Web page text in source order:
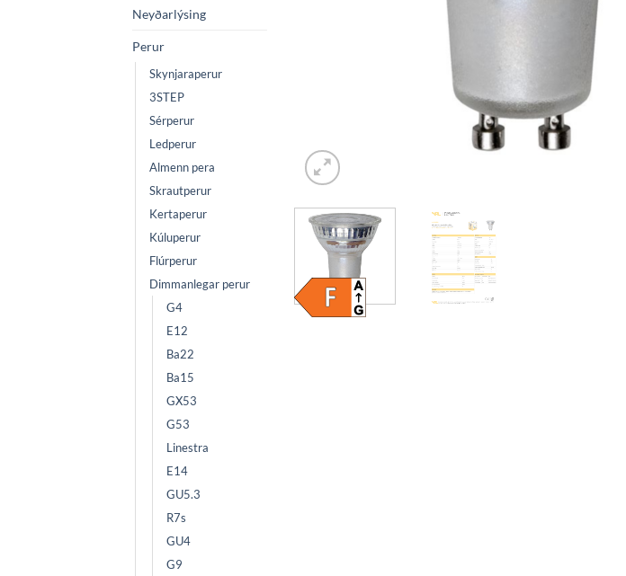
Neyðarlýsing
Perur
Skynjaraperur
3STEP
Sérperur
Ledperur
Almenn pera
Skrautperur
Kertaperur
Kúluperur
Flúrperur
Dimmanlegar perur
G4
E12
Ba22
Ba15
GX53
G53
Linestra
E14
GU5.3
R7s
GU4
G9